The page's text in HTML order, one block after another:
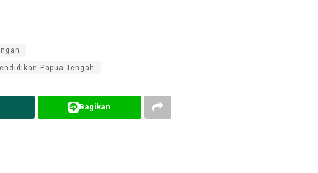
Papua Tengah
Bagikan